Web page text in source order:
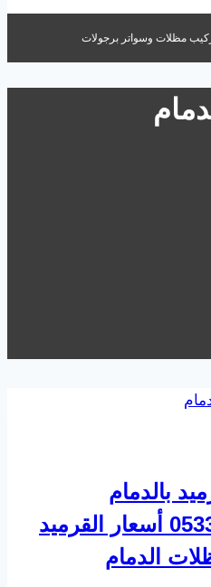
بالدمام
جوال:0533038309 أسعار القرميد
الدمام